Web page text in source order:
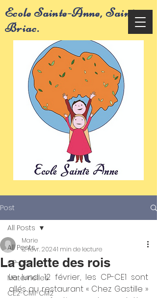
Ecole Sainte-Anne, Saint-
Briac.
Post
All Posts
CP-CE1
Maternelles
CE2-CM1-CM2
All Posts
La galette des rois
Marie
12 févr. 20241 min de lecture
Le lundi 12 février, les CP-CE1 sont
allés au restaurant « Chez Gastille »